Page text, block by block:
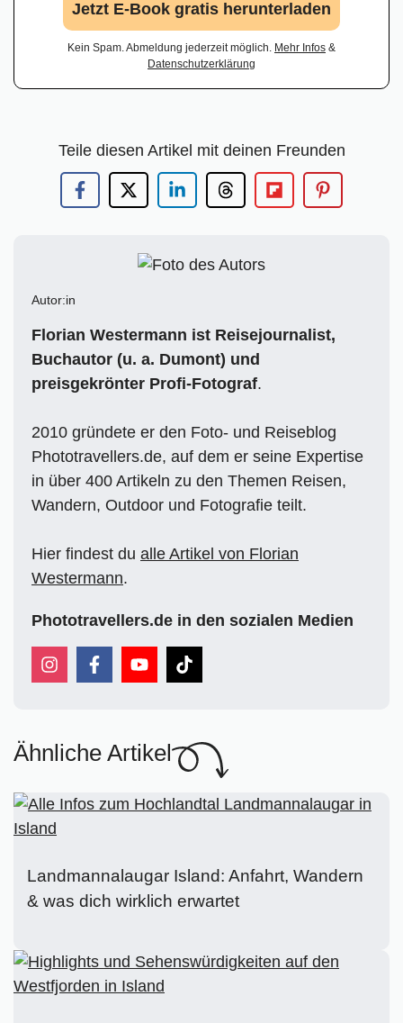
Jetzt E-Book gratis herunterladen
Kein Spam. Abmeldung jederzeit möglich. Mehr Infos &
Datenschutzerklärung
Teile diesen Artikel mit deinen Freunden
Autor:in
Florian Westermann ist Reisejournalist,
Buchautor (u. a. Dumont) und
preisgekrönter Profi-Fotograf.
2010 gründete er den Foto- und Reiseblog
Phototravellers.de, auf dem er seine Expertise
in über 400 Artikeln zu den Themen Reisen,
Wandern, Outdoor und Fotografie teilt.
Hier findest du alle Artikel von Florian
Westermann.
Phototravellers.de in den sozialen Medien
Ähnliche Artikel
Landmannalaugar Island: Anfahrt, Wandern
& was dich wirklich erwartet